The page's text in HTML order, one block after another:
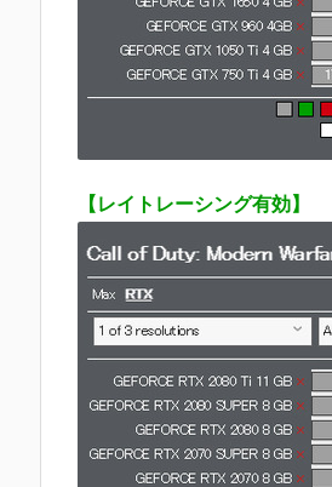
【レイトレーシング有効】